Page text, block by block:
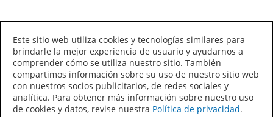
Declaración de accesibilidad Mapa del sitio
Este sitio web utiliza cookies y tecnologías similares para
brindarle la mejor experiencia de usuario y ayudarnos a
comprender cómo se utiliza nuestro sitio. También
compartimos información sobre su uso de nuestro sitio web
con nuestros socios publicitarios, de redes sociales y
analítica. Para obtener más información sobre nuestro uso
de cookies y datos, revise nuestra Política de privacidad.